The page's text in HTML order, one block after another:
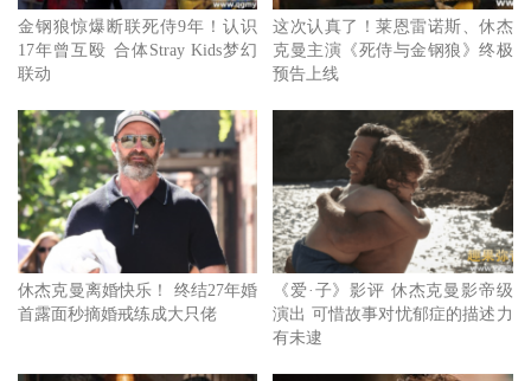
开拍前，已有心理准备的休杰克曼，特地赶回去澳洲探望他
的父亲，只不过这次见面也成为了他们最后一次的相聚，他
在得知父亲过世的消息后，休杰克曼决定留在伦敦完成电影
拍摄，因为他知道他父亲绝对不会拋弃工作，也期待他会这
么做。拍摄这部电影能帮助我疗伤，这是一个关于脆弱情
感、家庭、世代，以及我们的过去如何影响今天的我们的故
事。我过去以为父母是担任保护的角色，但是现在当我的小
孩长大了，我认为更重要的是公开坦承我内心脆弱的地方，
让他们能够走进我心中。《爱．子》全台上映中。
金钢狼惊爆断联死侍9年！认识
17年曾互殴 合体Stray Kids梦幻
联动
这次认真了！莱恩雷诺斯、休杰
克曼主演《死侍与金钢狼》终极
预告上线
休杰克曼离婚快乐！ 终结27年婚
首露面秒摘婚戒练成大只佬
《爱·子》影评 休杰克曼影帝级
演出 可惜故事对忧郁症的描述力
有未逮